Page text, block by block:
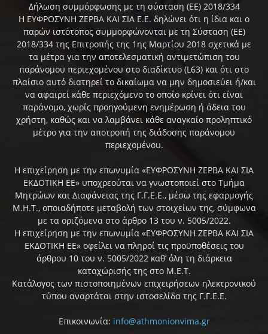
Δήλωση συμμόρφωσης με τη σύσταση (ΕΕ) 2018/334
Η ΕΥΦΡΟΣΥΝΗ ΖΕΡΒΑ ΚΑΙ ΣΙΑ Ε.Ε. δηλώνει ότι η ίδια και ο
παρών ιστότοπος συμμορφώνονται με τη Σύσταση (ΕΕ)
2018/334 της Επιτροπής της 1ης Μαρτίου 2018 σχετικά με
τα μέτρα για την αποτελεσματική αντιμετώπιση του
παράνομου περιεχομένου στο διαδίκτυο (L63) και ότι στο
πλαίσιο αυτό διατηρεί το δικαίωμα να μην δημοσιεύει ή/και
να αφαιρεί κάθε περιεχόμενο το οποίο κρίνει ότι είναι
παράνομο, χωρίς προηγούμενη ενημέρωση ή άδεια του
χρήστη, καθώς και να λαμβάνει κάθε αναγκαίο προληπτικό
μέτρο για την αποτροπή της διάδοσης παράνομου
περιεχομένου.
Η επιχείρηση με την επωνυμία «ΕΥΦΡΟΣΥΝΗ ΖΕΡΒΑ ΚΑΙ ΣΙΑ
ΕΚΔΟΤΙΚΗ ΕΕ» υποχρεούται να γνωστοποιεί στο Τμήμα
Μητρώων και Διαφάνειας της Γ.Γ.Ε.Ε., μέσω της εφαρμογής
Μ.Η.Τ., οποιαδήποτε μεταβολή των στοιχείων της, σύμφωνα
με τα οριζόμενα στο άρθρο 13 του ν. 5005/2022.
Η επιχείρηση με την επωνυμία «ΕΥΦΡΟΣΥΝΗ ΖΕΡΒΑ ΚΑΙ ΣΙΑ
ΕΚΔΟΤΙΚΗ ΕΕ» οφείλει να πληροί τις προϋποθέσεις του
άρθρου 10 του ν. 5005/2022 καθ’ όλη τη διάρκεια
καταχώρισής της στο Μ.Ε.Τ.
Κατάλογος των πιστοποιημένων επιχειρήσεων ηλεκτρονικού
τύπου αναρτάται στην ιστοσελίδα της Γ.Γ.Ε.Ε.
Επικοινωνία: info@athmonionvima.gr